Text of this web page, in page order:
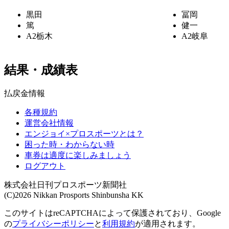
黒田
篤
A2栃木
冨岡
健一
A2岐阜
結果・成績表
払戻金情報
各種規約
運営会社情報
エンジョイ×プロスポーツとは？
困った時・わからない時
車券は適度に楽しみましょう
ログアウト
株式会社日刊プロスポーツ新聞社
(C)2026 Nikkan Prosports Shinbunsha KK
このサイトはreCAPTCHAによって保護されており、Google
のプライバシーポリシーと利用規約が適用されます。